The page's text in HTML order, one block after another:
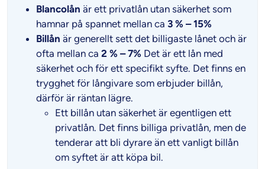
Blancolån är ett privatlån utan säkerhet som
hamnar på spannet mellan ca 3 % – 15%
Billån är generellt sett det billigaste lånet och är
ofta mellan ca 2 % – 7% Det är ett lån med
säkerhet och för ett specifikt syfte. Det finns en
trygghet för långivare som erbjuder billån,
därför är räntan lägre.
Ett billån utan säkerhet är egentligen ett
privatlån. Det finns billiga privatlån, men de
tenderar att bli dyrare än ett vanligt billån
om syftet är att köpa bil.